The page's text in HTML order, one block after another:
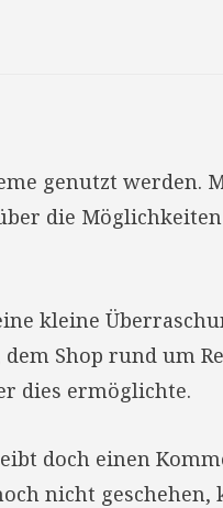
genutzt werden.
die
kleine
dem Shop rund um
dies ermöglichte.
doch einen
nicht